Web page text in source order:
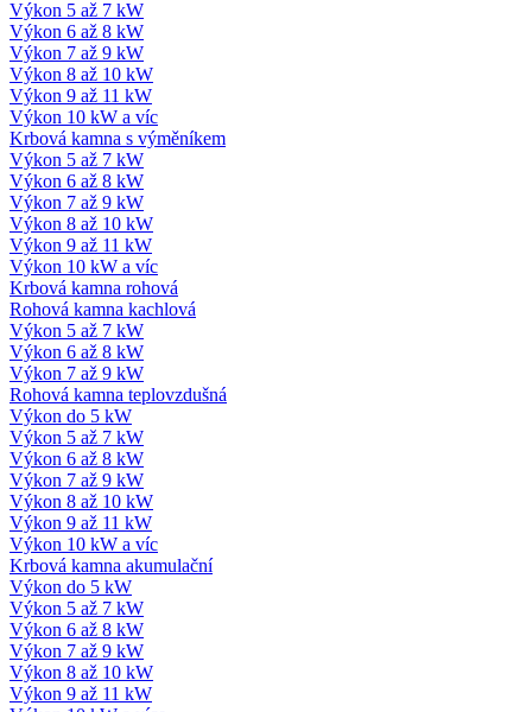
Výkon 5 až 7 kW
Výkon 6 až 8 kW
Výkon 7 až 9 kW
Výkon 8 až 10 kW
Výkon 9 až 11 kW
Výkon 10 kW a víc
Krbová kamna s výměníkem
Výkon 5 až 7 kW
Výkon 6 až 8 kW
Výkon 7 až 9 kW
Výkon 8 až 10 kW
Výkon 9 až 11 kW
Výkon 10 kW a víc
Krbová kamna rohová
Rohová kamna kachlová
Výkon 5 až 7 kW
Výkon 6 až 8 kW
Výkon 7 až 9 kW
Rohová kamna teplovzdušná
Výkon do 5 kW
Výkon 5 až 7 kW
Výkon 6 až 8 kW
Výkon 7 až 9 kW
Výkon 8 až 10 kW
Výkon 9 až 11 kW
Výkon 10 kW a víc
Krbová kamna akumulační
Výkon do 5 kW
Výkon 5 až 7 kW
Výkon 6 až 8 kW
Výkon 7 až 9 kW
Výkon 8 až 10 kW
Výkon 9 až 11 kW